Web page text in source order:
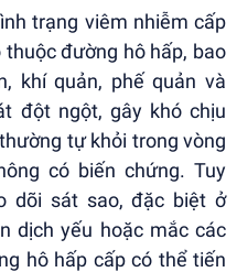
trạng viêm nhiễm cấp
đường hô hấp, bao
khí quản, phế quản và
đột ngột, gây khó chịu
tự khỏi trong vòng
có biến chứng. Tuy
dõi sát sao, đặc biệt ở
dịch yếu hoặc mắc các
hô hấp cấp có thể tiến